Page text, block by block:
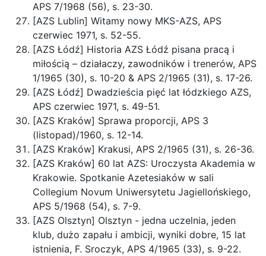
APS 7/1968 (56), s. 23-30.
[AZS Lublin] Witamy nowy MKS-AZS, APS
czerwiec 1971, s. 52-55.
[AZS Łódź] Historia AZS Łódź pisana pracą i
miłością – działaczy, zawodników i trenerów, APS
1/1965 (30), s. 10-20 & APS 2/1965 (31), s. 17-26.
[AZS Łódź] Dwadzieścia pięć lat łódzkiego AZS,
APS czerwiec 1971, s. 49-51.
[AZS Kraków] Sprawa proporcji, APS 3
(listopad)/1960, s. 12-14.
[AZS Kraków] Krakusi, APS 2/1965 (31), s. 26-36.
[AZS Kraków] 60 lat AZS: Uroczysta Akademia w
Krakowie. Spotkanie Azetesiaków w sali
Collegium Novum Uniwersytetu Jagiellońskiego,
APS 5/1968 (54), s. 7-9.
[AZS Olsztyn] Olsztyn - jedna uczelnia, jeden
klub, dużo zapału i ambicji, wyniki dobre, 15 lat
istnienia, F. Sroczyk, APS 4/1965 (33), s. 9-22.